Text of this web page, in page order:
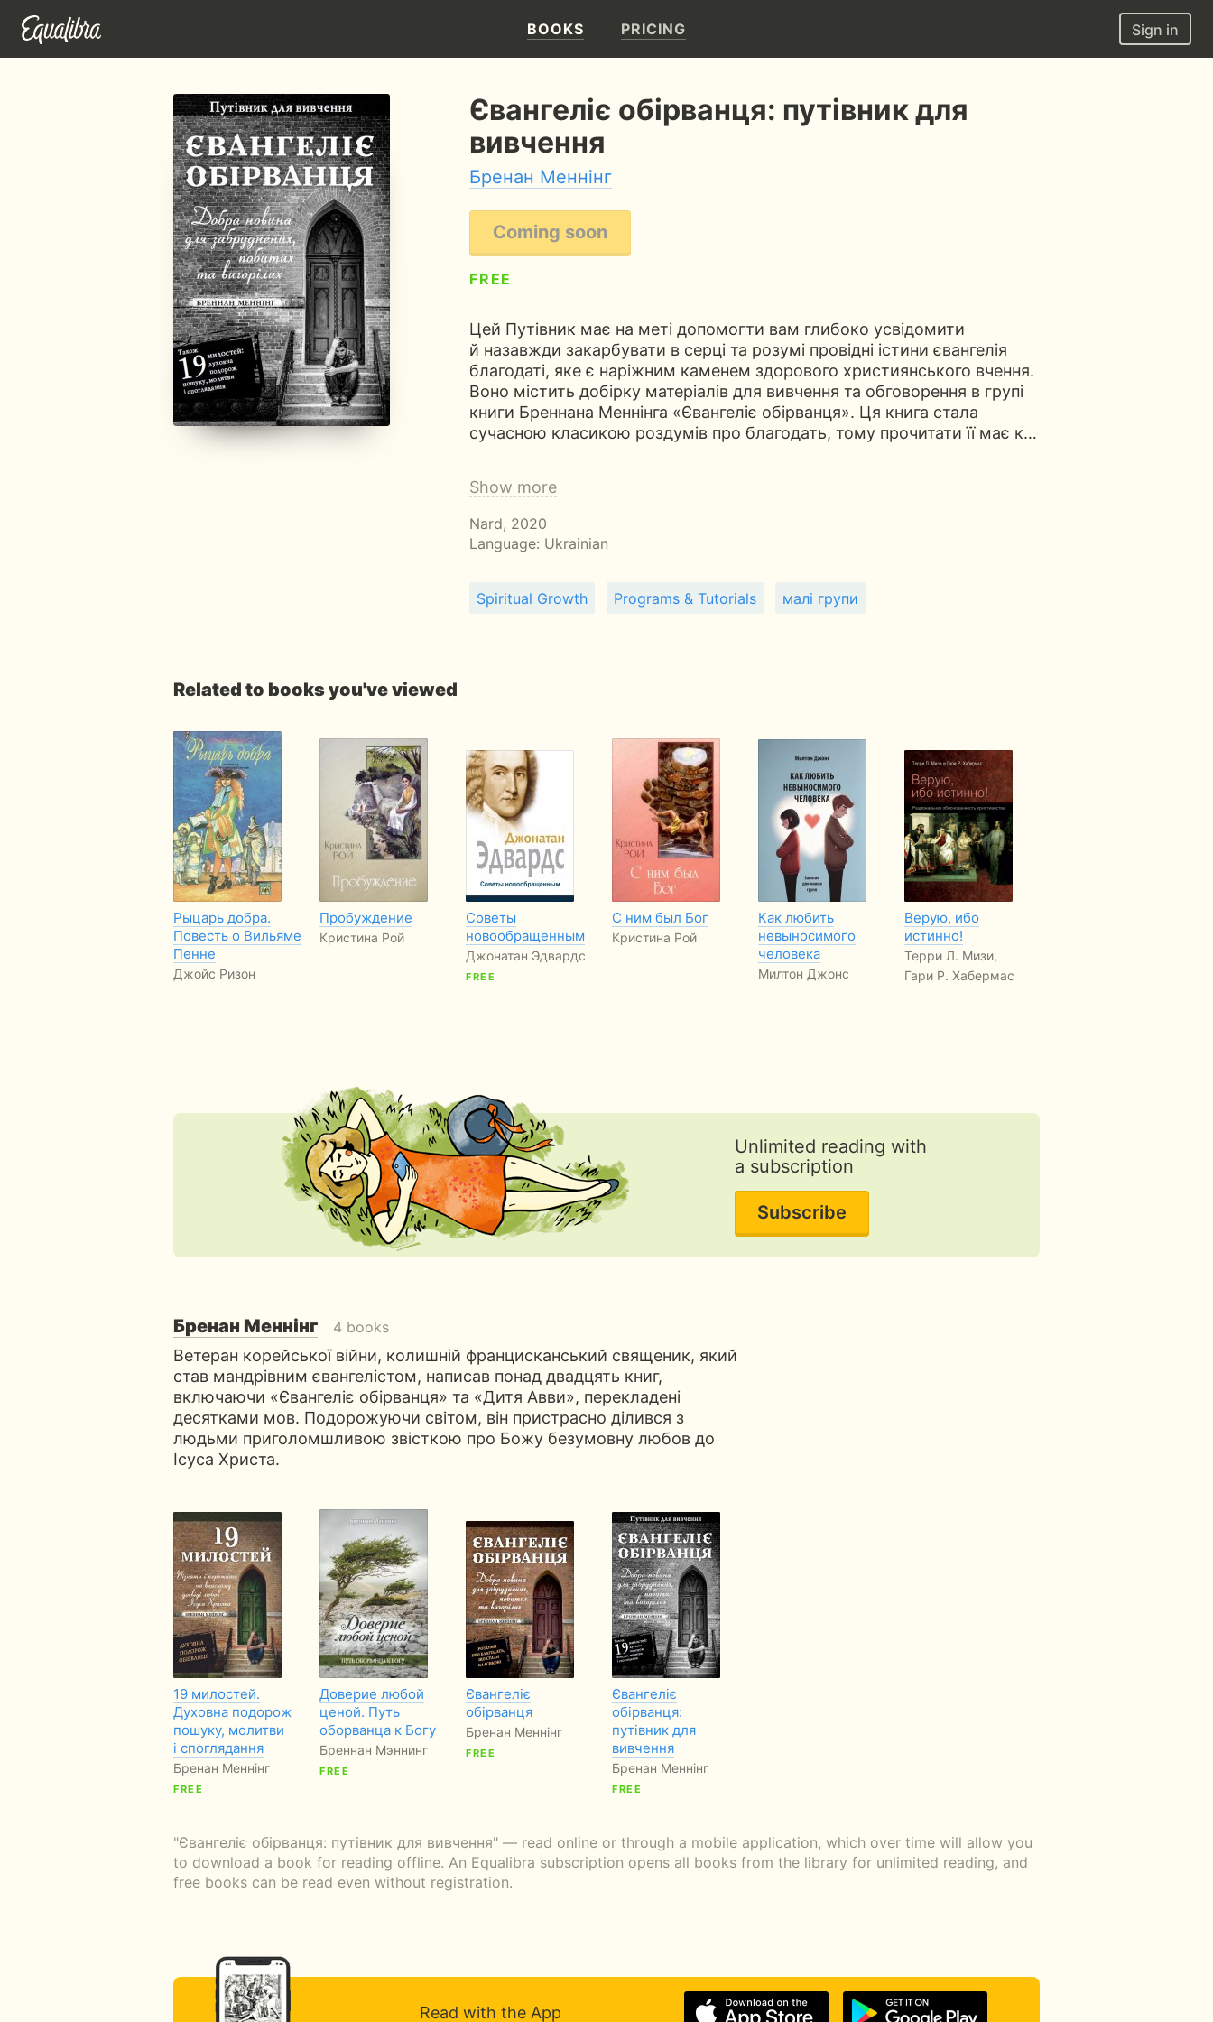
BOOKS PRICING Sign in
Євангеліє обірванця: путівник для
вивчення
Бренан Меннінг
Coming soon
FREE
Цей Путівник має на меті допомогти вам глибоко усвідомити
й назавжди закарбувати в серці та розумі провідні істини євангелія
благодаті, яке є наріжним каменем здорового християнського вчення.
Воно містить добірку матеріалів для вивчення та обговорення в групі
книги Бреннана Меннінга «Євангеліє обірванця». Ця книга стала
сучасною класикою роздумів про благодать, тому прочитати її має к…
Show more
Nard, 2020
Language: Ukrainian
Spiritual Growth Programs & Tutorials малі групи
Related to books you've viewed
Рыцарь добра.
Повесть о Вильяме
Пенне
Джойс Ризон
Пробуждение
Кристина Рой
Советы
новообращенным
Джонатан Эдвардс
FREE
С ним был Бог
Кристина Рой
Как любить
невыносимого
человека
Милтон Джонс
Верую, ибо
истинно!
Терри Л. Мизи,
Гари Р. Хабермас
Unlimited reading with
a subscription
Subscribe
Бренан Меннінг 4 books
Ветеран корейської війни, колишній францисканський священик, який
став мандрівним євангелістом, написав понад двадцять книг,
включаючи «Євангеліє обірванця» та «Дитя Авви», перекладені
десятками мов. Подорожуючи світом, він пристрасно ділився з
людьми приголомшливою звісткою про Божу безумовну любов до
Ісуса Христа.
19 милостей.
Духовна подорож
пошуку, молитви
і споглядання
Бренан Меннінг
FREE
Доверие любой
ценой. Путь
оборванца к Богу
Бреннан Мэннинг
FREE
Євангеліє
обірванця
Бренан Меннінг
FREE
Євангеліє
обірванця:
путівник для
вивчення
Бренан Меннінг
FREE
"Євангеліє обірванця: путівник для вивчення" — read online or through a mobile application, which over time will allow you
to download a book for reading offline. An Equalibra subscription opens all books from the library for unlimited reading, and
free books can be read even without registration.
Read with the App